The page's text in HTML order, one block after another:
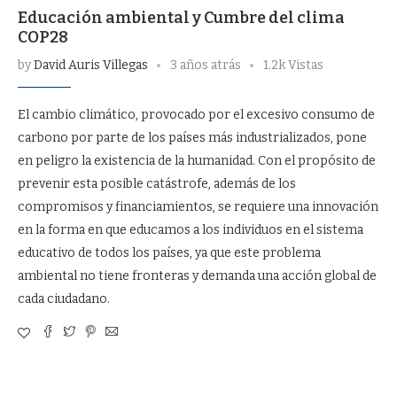
Educación ambiental y Cumbre del clima
COP28
byDavid Auris Villegas 3 años atrás 1.2k Vistas
El cambio climático, provocado por el excesivo consumo de
carbono por parte de los países más industrializados, pone
en peligro la existencia de la humanidad. Con el propósito de
prevenir esta posible catástrofe, además de los
compromisos y financiamientos, se requiere una innovación
en la forma en que educamos a los individuos en el sistema
educativo de todos los países, ya que este problema
ambiental no tiene fronteras y demanda una acción global de
cada ciudadano.